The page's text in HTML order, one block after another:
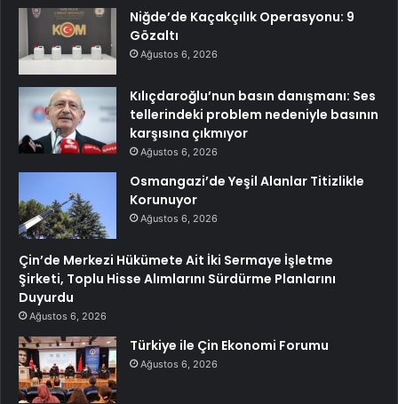
Niğde’de Kaçakçılık Operasyonu: 9
Gözaltı
Ağustos 6, 2026
Kılıçdaroğlu’nun basın danışmanı: Ses
tellerindeki problem nedeniyle basının
karşısına çıkmıyor
Ağustos 6, 2026
Osmangazi’de Yeşil Alanlar Titizlikle
Korunuyor
Ağustos 6, 2026
Çin’de Merkezi Hükümete Ait İki Sermaye İşletme
Şirketi, Toplu Hisse Alımlarını Sürdürme Planlarını
Duyurdu
Ağustos 6, 2026
Türkiye ile Çin Ekonomi Forumu
Ağustos 6, 2026